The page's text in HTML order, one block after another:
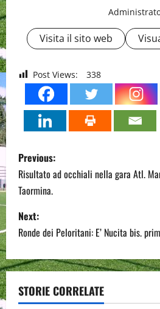
Visita il sito web
Post Views: 338
P
o
s
t
n
a
Previous:
Risultato ad occhiali nella gara Atl.
Taormina.
Next:
Ronde dei Peloritani: E’ Nucita bis.
STORIE CORRELATE